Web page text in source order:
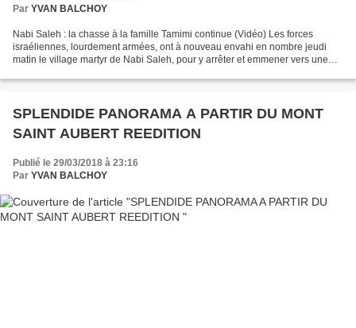
Par YVAN BALCHOY
Nabi Saleh : la chasse à la famille Tamimi continue (Vidéo) Les forces
israéliennes, lourdement armées, ont à nouveau envahi en nombre jeudi
matin le village martyr de Nabi Saleh, pour y arrêter et emmener vers une
SPLENDIDE PANORAMA A PARTIR DU MONT
SAINT AUBERT REEDITION
Publié le 29/03/2018 à 23:16
Par YVAN BALCHOY